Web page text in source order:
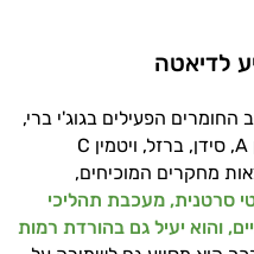
לדיאטה
הפעילים בגוג'י ברי,
ונמצא כי הוא עשיר במיוחד בוויטמין A, סידן, ברזל, ויטמין C
מחקרים המוכיחים,
סרטנית, מעכבת תהליכי
והוא יעיל גם בהורדת רמות